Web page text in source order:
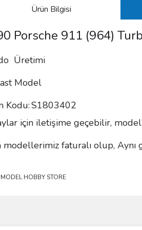
Ürün Bilgisi
Porsche 911 (964)
Üretimi
Model
Kodu:S1803402
için iletişime geçebilir,
modellerimiz faturalı olup, Aynı
HOBBY STORE